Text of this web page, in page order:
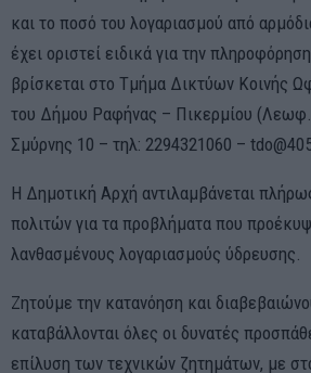
και το ποσό του λογαριασμού από
έχει οριστεί ειδικά για την
βρίσκεται στο Τμήμα Δικτύων Κοινής
του Δήμου Ραφήνας – Πικερμίου
Σμύρνης 10 – τηλ: 2294321060 –
Η Δημοτική Αρχή αντιλαμβάνεται
πολιτών για τα προβλήματα που
λανθασμένους λογαριασμούς ύδρευσης.
Ζητούμε την κατανόηση και
καταβάλλονται όλες οι δυνατές
επίλυση των τεχνικών ζητημάτων, με